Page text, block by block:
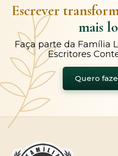
Escrever
mais
Faça parte da Família
Escritores
Quero